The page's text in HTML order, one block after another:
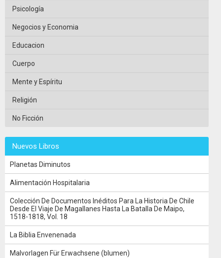
Psicología
Negocios y Economia
Educacion
Cuerpo
Mente y Espíritu
Religión
No Ficción
Nuevos Libros
Planetas Diminutos
Alimentación Hospitalaria
Colección De Documentos Inéditos Para La Historia De Chile
Desde El Viaje De Magallanes Hasta La Batalla De Maipo,
1518-1818, Vol. 18
La Biblia Envenenada
Malvorlagen Für Erwachsene (blumen)